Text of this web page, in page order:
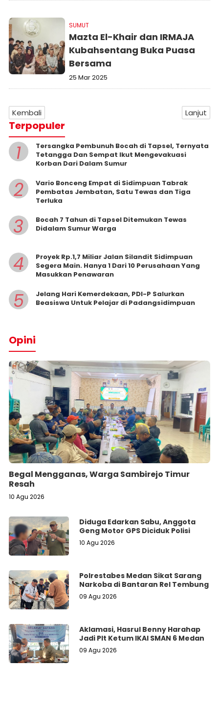
SUMUT
Mazta El-Khair dan IRMAJA
Kubahsentang Buka Puasa
Bersama
25 Mar 2025
Kembali Lanjut
Terpopuler
1
Tersangka Pembunuh Bocah di Tapsel, Ternyata
Tetangga Dan Sempat Ikut Mengevakuasi
Korban Dari Dalam Sumur
2
Vario Bonceng Empat di Sidimpuan Tabrak
Pembatas Jembatan, Satu Tewas dan Tiga
Terluka
3
Bocah 7 Tahun di Tapsel Ditemukan Tewas
Didalam Sumur Warga
4
Proyek Rp.1,7 Miliar Jalan Silandit Sidimpuan
Segera Main. Hanya 1 Dari 10 Perusahaan Yang
Masukkan Penawaran
5
Jelang Hari Kemerdekaan, PDI-P Salurkan
Beasiswa Untuk Pelajar di Padangsidimpuan
Opini
Begal Mengganas, Warga Sambirejo Timur
Resah
10 Agu 2026
Diduga Edarkan Sabu, Anggota
Geng Motor GPS Diciduk Polisi
10 Agu 2026
Polrestabes Medan Sikat Sarang
Narkoba di Bantaran Rel Tembung
09 Agu 2026
Aklamasi, Hasrul Benny Harahap
Jadi Plt Ketum IKAl SMAN 6 Medan
09 Agu 2026